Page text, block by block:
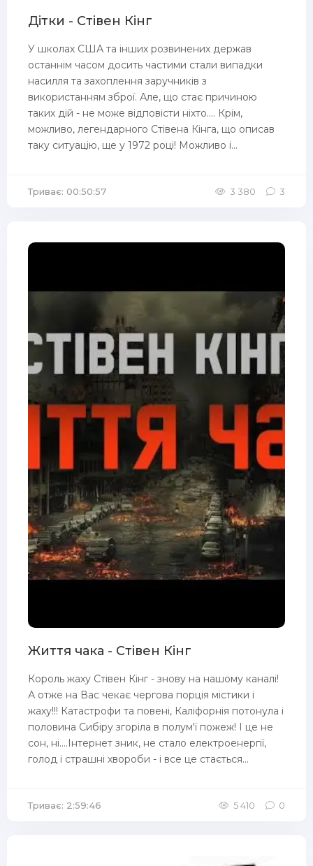
Дітки - Стівен Кінг
У школах США та інших розвинених держав
останнім часом досить частими стали випадки
насилля та захоплення заручників з
використанням зброї. Але, що стає причиною
таких дій - не може відповісти ніхто.... Крім,
можливо, легендарного Стівена Кінга, що описав
таку ситуацію, ще у 1972 році! Можливо і...
Триває: 00:50:57 3 380 3
Життя чака - Стівен Кінг
Король жаху Стівен Кінг - знову на нашому каналі!
А отже на Вас чекає чергова порція містики і
жаху!!! Катастрофи та повені, Каліфорнія потонула і
половина Сибіру згоріла в полум'ї пожеж! І це не
сон, ні....Інтернет зник, не стало електроенергії,
голод і страшні хвороби - і все це стається...
Триває: 2:59:46 5 410 0